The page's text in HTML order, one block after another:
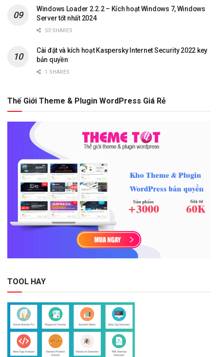
Windows Loader 2.2.2 – Kích hoạt Windows 7, Windows
Server tốt nhất 2024
53 SHARES
Cài đặt và kích hoạt Kaspersky Internet Security 2022 key
bản quyền
1 SHARES
Thế Giới Theme & Plugin WordPress Giá Rẻ
TOOL HAY